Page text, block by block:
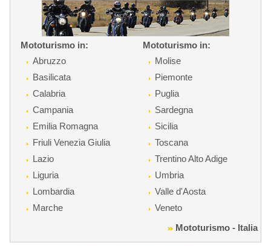
Mototurismo in:
Abruzzo
Basilicata
Calabria
Campania
Emilia Romagna
Friuli Venezia Giulia
Lazio
Liguria
Lombardia
Marche
Mototurismo in:
Molise
Piemonte
Puglia
Sardegna
Sicilia
Toscana
Trentino Alto Adige
Umbria
Valle d'Aosta
Veneto
Mototurismo - Italia